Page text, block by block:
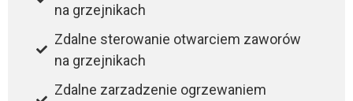
na grzejnikach
Zdalne sterowanie otwarciem zaworów
na grzejnikach
Zdalne zarzadzenie ogrzewaniem